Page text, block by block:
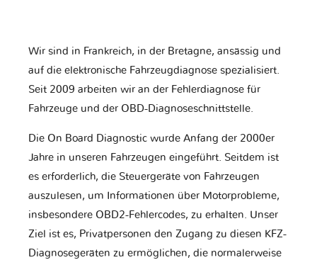
Wir sind in Frankreich, in der Bretagne, ansässig und
auf die elektronische Fahrzeugdiagnose spezialisiert.
Seit 2009 arbeiten wir an der Fehlerdiagnose für
Fahrzeuge und der OBD-Diagnoseschnittstelle.
Die On Board Diagnostic wurde Anfang der 2000er
Jahre in unseren Fahrzeugen eingeführt. Seitdem ist
es erforderlich, die Steuergeräte von Fahrzeugen
auszulesen, um Informationen über Motorprobleme,
insbesondere OBD2-Fehlercodes, zu erhalten. Unser
Ziel ist es, Privatpersonen den Zugang zu diesen KFZ-
Diagnosegeräten zu ermöglichen, die normalerweise